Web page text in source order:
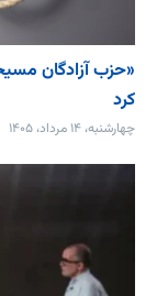
«حزب آزادگان
کرد
چهارشنبه، ۱۴ مرداد، ۱۴۰۵